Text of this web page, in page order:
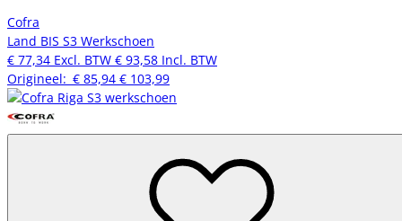
Cofra
Land BIS S3 Werkschoen
€ 77,34 Excl. BTW € 93,58 Incl. BTW
Origineel: € 85,94 € 103,99